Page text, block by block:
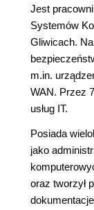
Jest
Systemów
Gliwicach.
m.in.
WAN. Przez
usług IT.
Posiada
jako
oraz tworzył